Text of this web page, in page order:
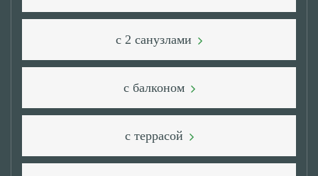
с 2 санузлами
с балконом
с террасой